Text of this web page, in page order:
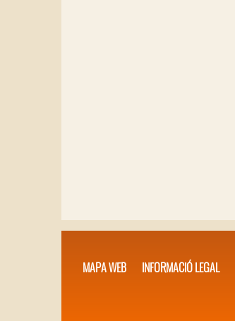
MAPA WEB INFORMACIÓ LEGAL